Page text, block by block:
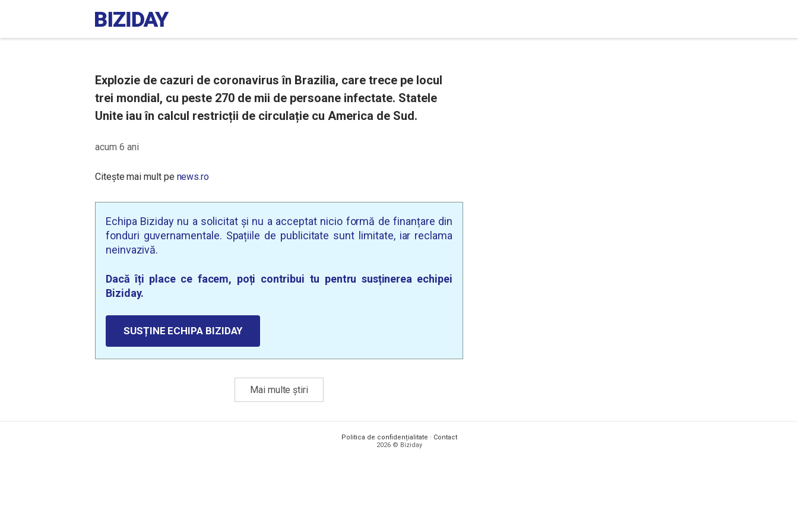
Explozie de cazuri de coronavirus în Brazilia, care trece pe locul
trei mondial, cu peste 270 de mii de persoane infectate. Statele
Unite iau în calcul restricții de circulație cu America de Sud.
acum 6 ani
Citește mai mult pe news.ro
Echipa Biziday nu a solicitat și nu a acceptat nicio formă de finanțare din
fonduri guvernamentale. Spațiile de publicitate sunt limitate, iar reclama
neinvazivă.
Dacă îți place ce facem, poți contribui tu pentru susținerea echipei
Biziday.
SUSȚINE ECHIPA BIZIDAY
Mai multe știri
Politica de confidențialitate · Contact
2026 © Biziday